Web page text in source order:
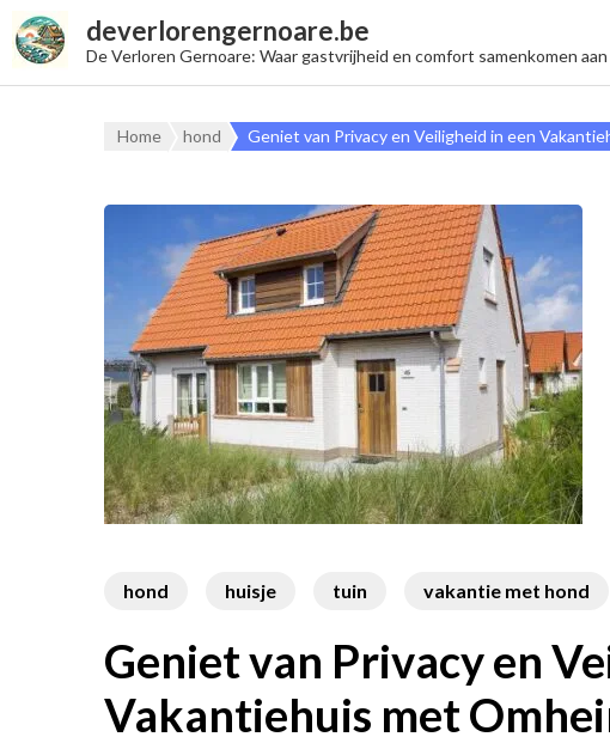
deverlorengernoare.be
De Verloren Gernoare: Waar gastvrijheid en comfort samenkomen
Home hond Geniet van Privacy en Veiligheid in een
hond huisje tuin vakantie met hond
Geniet van Privacy en
Vakantiehuis met